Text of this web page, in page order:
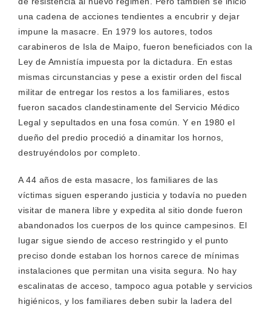
una cadena de acciones tendientes a encubrir y dejar
impune la masacre. En 1979 los autores, todos
carabineros de Isla de Maipo, fueron beneficiados con la
Ley de Amnistía impuesta por la dictadura. En estas
mismas circunstancias y pese a existir orden del fiscal
militar de entregar los restos a los familiares, estos
fueron sacados clandestinamente del Servicio Médico
Legal y sepultados en una fosa común. Y en 1980 el
dueño del predio procedió a dinamitar los hornos,
destruyéndolos por completo.
A 44 años de esta masacre, los familiares de las
víctimas siguen esperando justicia y todavía no pueden
visitar de manera libre y expedita al sitio donde fueron
abandonados los cuerpos de los quince campesinos. El
lugar sigue siendo de acceso restringido y el punto
preciso donde estaban los hornos carece de mínimas
instalaciones que permitan una visita segura. No hay
escalinatas de acceso, tampoco agua potable y servicios
higiénicos, y los familiares deben subir la ladera del